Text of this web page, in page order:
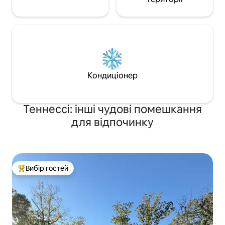
Кондиціонер
Теннессі: інші чудові помешкання
для відпочинку
Топ вибір гостей
Вибір гостей